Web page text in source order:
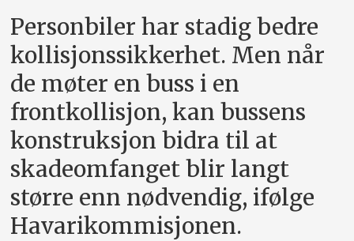
Personbiler har stadig bedre
kollisjonssikkerhet. Men når
de møter en buss i en
frontkollisjon, kan bussens
konstruksjon bidra til at
skadeomfanget blir langt
større enn nødvendig, ifølge
Havarikommisjonen.